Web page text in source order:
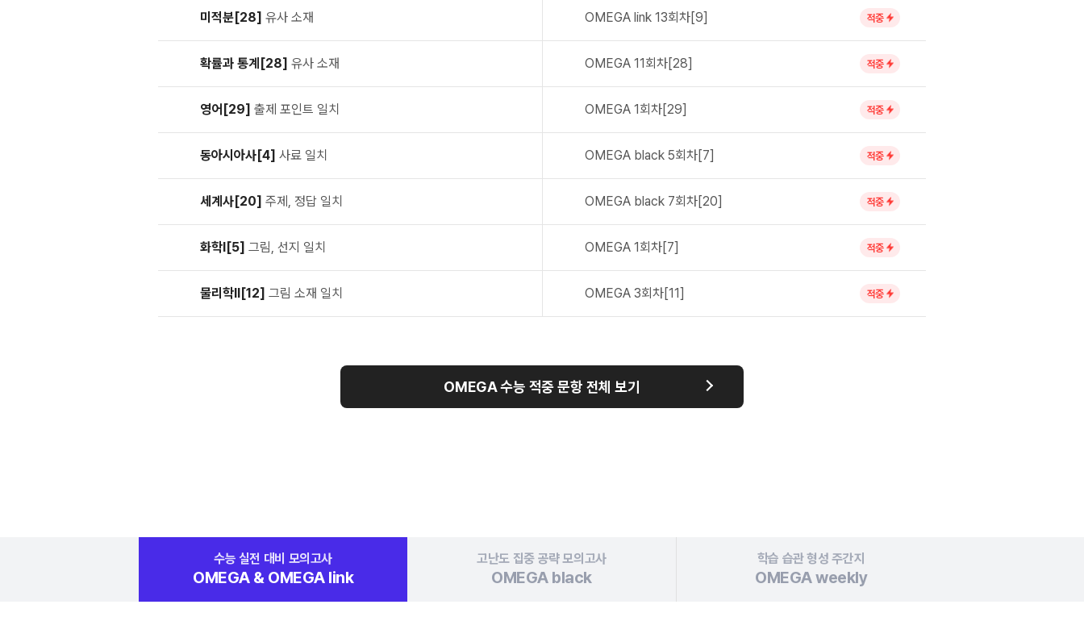
미적분[28] 유사 소재 OMEGA link 13회차[9] 적중
확률과 통계[28] 유사 소재 OMEGA 11회차[28] 적중
영어[29] 출제 포인트 일치 OMEGA 1회차[29] 적중
동아시아사[4] 사료 일치 OMEGA black 5회차[7] 적중
세계사[20] 주제, 정답 일치 OMEGA black 7회차[20] 적중
화학Ⅰ[5] 그림, 선지 일치 OMEGA 1회차[7] 적중
물리학Ⅱ[12] 그림 소재 일치 OMEGA 3회차[11] 적중
OMEGA 수능 적중 문항 전체 보기
수능 실전 대비 모의고사
OMEGA &OMEGA link
고난도 집중 공략모의고사
OMEGAblack
학습 습관 형성 주간지
OMEGAweekly